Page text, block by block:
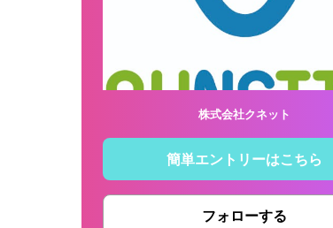
株式会社クネット
簡単エントリーはこちら
フォローする